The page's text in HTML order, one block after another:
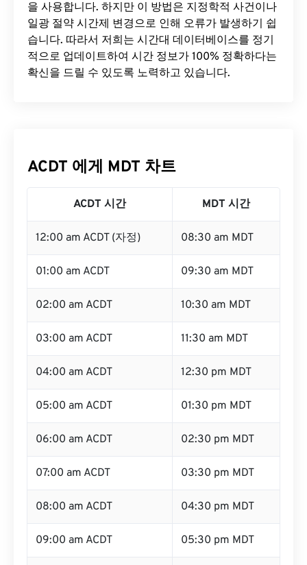
을 사용합니다. 하지만 이 방법은 지정학적 사건이나
일광 절약 시간제 변경으로 인해 오류가 발생하기 쉽
습니다. 따라서 저희는 시간대 데이터베이스를 정기
적으로 업데이트하여 시간 정보가 100% 정확하다는
확신을 드릴 수 있도록 노력하고 있습니다.
ACDT 에게 MDT 차트
ACDT 시간 MDT 시간
12:00 am ACDT (자정) 08:30 am MDT
01:00 am ACDT 09:30 am MDT
02:00 am ACDT 10:30 am MDT
03:00 am ACDT 11:30 am MDT
04:00 am ACDT 12:30 pm MDT
05:00 am ACDT 01:30 pm MDT
06:00 am ACDT 02:30 pm MDT
07:00 am ACDT 03:30 pm MDT
08:00 am ACDT 04:30 pm MDT
09:00 am ACDT 05:30 pm MDT